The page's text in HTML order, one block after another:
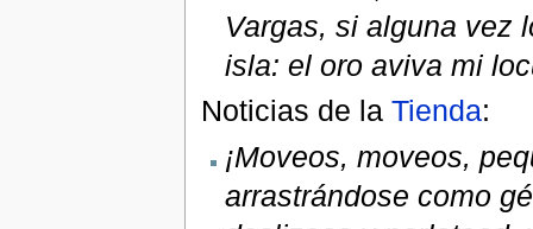
Vargas, si alguna vez
isla: el oro aviva mi
Noticias de la Tienda:
¡Moveos, moveos,
arrastrándose como